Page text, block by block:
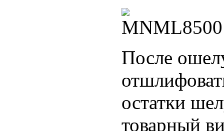
После
остатки
товарный